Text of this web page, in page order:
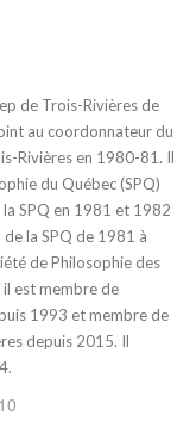
de Trois-Rivières de
au coordonnateur du
Rivières en 1980-81. Il
du Québec (SPQ)
SPQ en 1981 et 1982
la SPQ de 1981 à
de Philosophie des
est membre de
1993 et membre de
depuis 2015. Il